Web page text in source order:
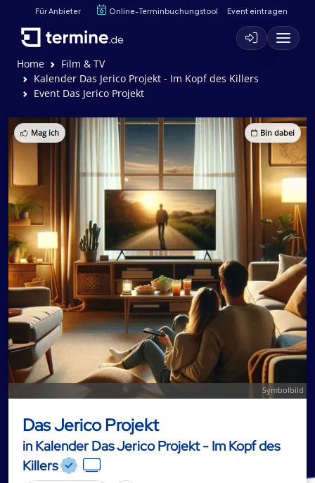
Für Anbieter Online-Terminbuchungstool Event eintragen
Home
Film & TV
Kalender Das Jerico Projekt - Im Kopf des Killers
Event Das Jerico Projekt
Mag ich Bin dabei
Symbolbild
Das Jerico Projekt
in Kalender Das Jerico Projekt - Im Kopf des
Killers